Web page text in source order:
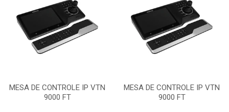
MESA DE CONTROLE IP VTN
9000 FT
MESA DE CONTROLE IP VTN
9000 FT